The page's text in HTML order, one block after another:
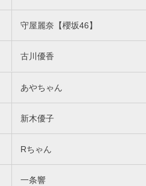
守屋麗奈【櫻坂46】
古川優香
あやちゃん
新木優子
Rちゃん
一条響